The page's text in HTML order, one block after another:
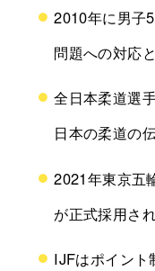
2010年に男子
問題への対応
全日本柔道選
日本の柔道の
2021年東京五
が正式採用さ
IJFはポイント